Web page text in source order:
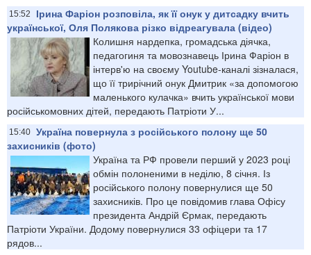
15:52
Ірина Фаріон розповіла, як її онук у дитсадку вчить
української, Оля Полякова різко відреагувала (відео)
Колишня нардепка, громадська діячка,
педагогиня та мовознавець Ірина Фаріон в
інтерв'ю на своєму Youtube-каналі зізналася,
що її трирічний онук Дмитрик «за допомогою
маленького кулачка» вчить української мови
російськомовних дітей, передають Патріоти У...
15:40 Україна повернула з російського полону ще 50
захисників (фото)
Україна та РФ провели перший у 2023 році
обмін полоненими в неділю, 8 січня. Із
російського полону повернулися ще 50
захисників. Про це повідомив глава Офісу
президента Андрій Єрмак, передають
Патріоти України. Додому повернулися 33 офіцери та 17
рядов...